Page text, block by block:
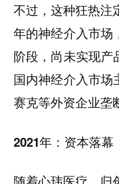
不过，这种狂热注
年的神经介入市场
阶段，尚未实现产
国内神经介入市场
赛克等外资企业垄
2021年：资本落幕